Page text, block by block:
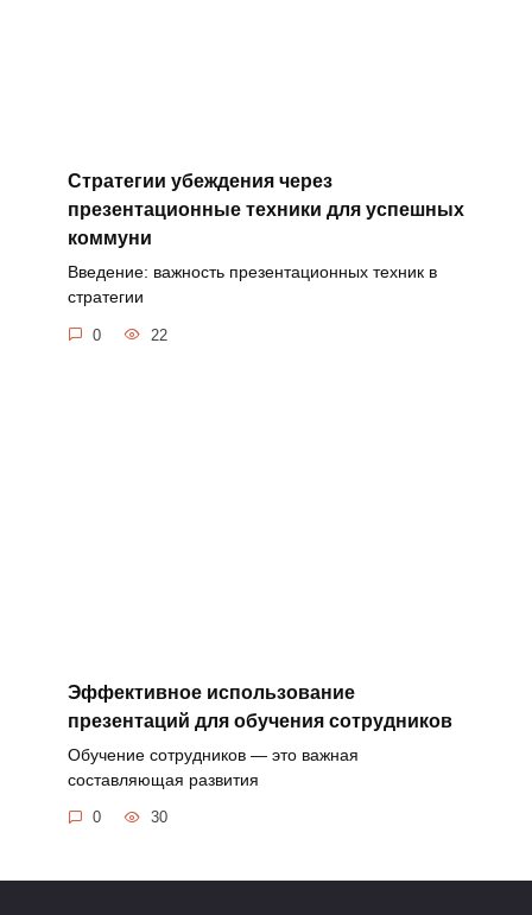
Стратегии убеждения через
презентационные техники для успешных
коммуни
Введение: важность презентационных техник в
стратегии
0 22
Эффективное использование
презентаций для обучения сотрудников
Обучение сотрудников — это важная
составляющая развития
0 30